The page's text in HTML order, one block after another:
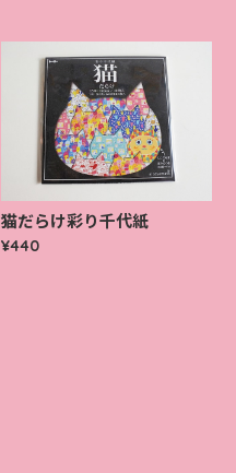
猫だらけ彩り千代紙
¥440